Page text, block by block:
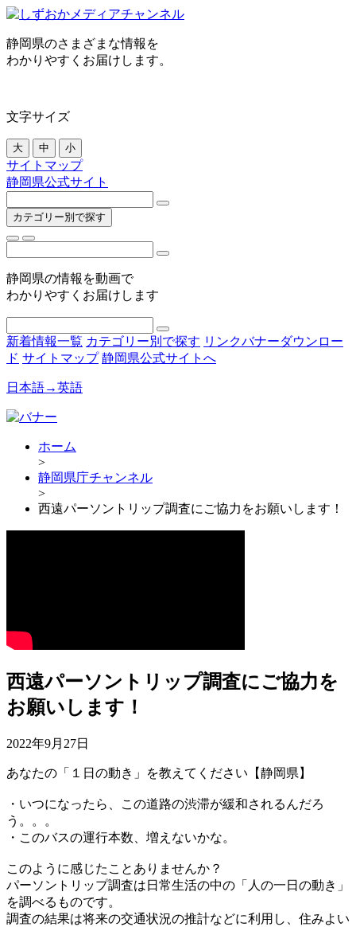
静岡県のさまざまな情報を
わかりやすくお届けします。
文字サイズ
大 中 小
サイトマップ
静岡県公式サイト
カテゴリー別で探す
静岡県の情報を動画で
わかりやすくお届けします
新着情報一覧 カテゴリー別で探す リンクバナーダウンロー
ド サイトマップ 静岡県公式サイトへ
日本語→英語
ホーム
>
静岡県庁チャンネル
>
西遠パーソントリップ調査にご協力をお願いします！
西遠パーソントリップ調査にご協力を
お願いします！
2022年9月27日
あなたの「１日の動き」を教えてください【静岡県】
・いつになったら、この道路の渋滞が緩和されるんだろ
う。。。
・このバスの運行本数、増えないかな。
このように感じたことありませんか？
パーソントリップ調査は日常生活の中の「人の一日の動き」
を調べるものです。
調査の結果は将来の交通状況の推計などに利用し、住みよい